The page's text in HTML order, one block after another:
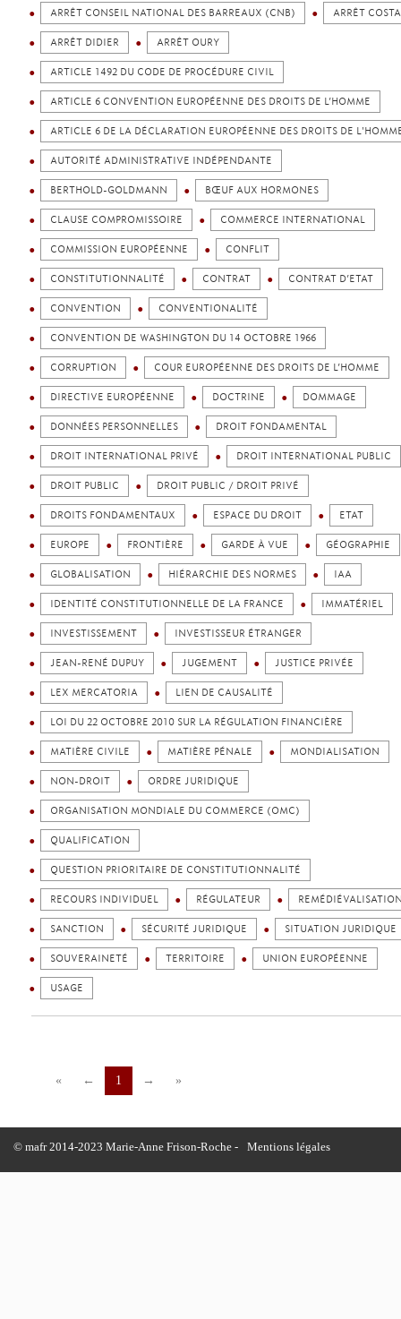
ARRÊT CONSEIL NATIONAL DES BARREAUX (CNB) ARRÊT COSTA
ARRÊT DIDIER ARRÊT OURY
ARTICLE 1492 DU CODE DE PROCÉDURE CIVIL
ARTICLE 6 CONVENTION EUROPÉENNE DES DROITS DE L’HOMME
ARTICLE 6 DE LA DÉCLARATION EUROPÉENNE DES DROITS DE
AUTORITÉ ADMINISTRATIVE INDÉPENDANTE
BERTHOLD-GOLDMANN BŒUF AUX HORMONES
CLAUSE COMPROMISSOIRE COMMERCE INTERNATIONAL
COMMISSION EUROPÉENNE CONFLIT
CONSTITUTIONNALITÉ CONTRAT CONTRAT D’ETAT
CONVENTION CONVENTIONALITÉ
CONVENTION DE WASHINGTON DU 14 OCTOBRE 1966
CORRUPTION COUR EUROPÉENNE DES DROITS DE L’HOMME
DIRECTIVE EUROPÉENNE DOCTRINE DOMMAGE
DONNÉES PERSONNELLES DROIT FONDAMENTAL
DROIT INTERNATIONAL PRIVÉ DROIT INTERNATIONAL PUBLIC
DROIT PUBLIC DROIT PUBLIC / DROIT PRIVÉ
DROITS FONDAMENTAUX ESPACE DU DROIT ETAT
EUROPE FRONTIÈRE GARDE À VUE GÉOGRAPHIE
GLOBALISATION HIÉRARCHIE DES NORMES IAA
IDENTITÉ CONSTITUTIONNELLE DE LA FRANCE IMMATÉRIEL
INVESTISSEMENT INVESTISSEUR ÉTRANGER
JEAN-RENÉ DUPUY JUGEMENT JUSTICE PRIVÉE
LEX MERCATORIA LIEN DE CAUSALITÉ
LOI DU 22 OCTOBRE 2010 SUR LA RÉGULATION FINANCIÈRE
MATIÈRE CIVILE MATIÈRE PÉNALE MONDIALISATION
NON-DROIT ORDRE JURIDIQUE
ORGANISATION MONDIALE DU COMMERCE (OMC)
QUALIFICATION
QUESTION PRIORITAIRE DE CONSTITUTIONNALITÉ
RECOURS INDIVIDUEL RÉGULATEUR
SANCTION SÉCURITÉ JURIDIQUE SITUATION JURIDIQUE
SOUVERAINETÉ TERRITOIRE UNION EUROPÉENNE
USAGE
« ← 1 → »
© mafr 2014-2023 Marie-Anne Frison-Roche - Mentions légales